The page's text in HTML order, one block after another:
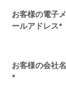
お客様の電子メ
ールアドレス*
お客様の会社名
*